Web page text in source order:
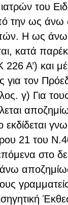
του
την ως άνω
Η ως
κατά
Α’) και
τον
γ) Για
εκδίδεται
21 του
στο